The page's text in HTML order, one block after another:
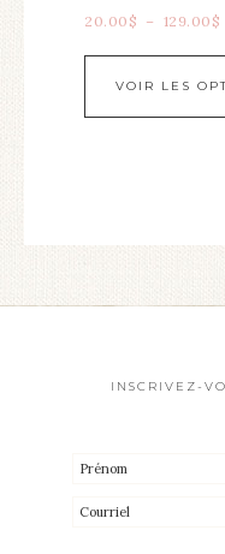
20.00 $ – 129.00 $
VOIR LES
INSCRIVEZ-